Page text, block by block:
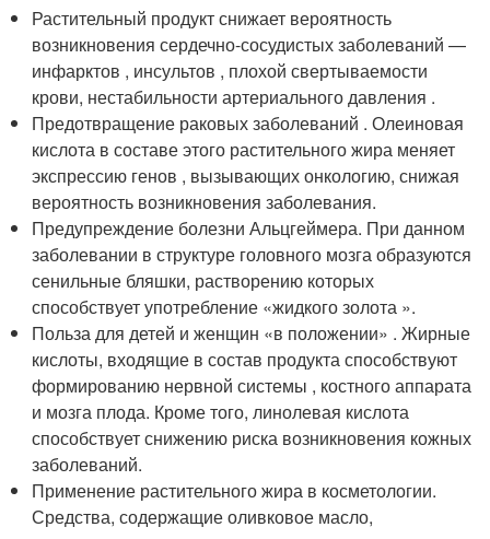
Растительный продукт снижает вероятность
возникновения сердечно-сосудистых заболеваний —
инфарктов , инсультов , плохой свертываемости
крови, нестабильности артериального давления .
Предотвращение раковых заболеваний . Олеиновая
кислота в составе этого растительного жира меняет
экспрессию генов , вызывающих онкологию, снижая
вероятность возникновения заболевания.
Предупреждение болезни Альцгеймера. При данном
заболевании в структуре головного мозга образуются
сенильные бляшки, растворению которых
способствует употребление «жидкого золота ».
Польза для детей и женщин «в положении» . Жирные
кислоты, входящие в состав продукта способствуют
формированию нервной системы , костного аппарата
и мозга плода. Кроме того, линолевая кислота
способствует снижению риска возникновения кожных
заболеваний.
Применение растительного жира в косметологии.
Средства, содержащие оливковое масло,